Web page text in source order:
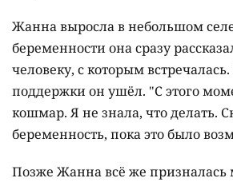
Жанна выросла в небольшом
беременности она сразу
человеку, с которым
поддержки он ушёл. "С этого
кошмар. Я не знала, что делать.
беременность, пока это было
Позже Жанна всё же призналась